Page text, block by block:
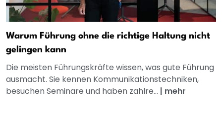
Warum Führung ohne die richtige Haltung nicht
gelingen kann
Die meisten Führungskräfte wissen, was gute Führung
ausmacht. Sie kennen Kommunikationstechniken,
besuchen Seminare und haben zahlre... | mehr